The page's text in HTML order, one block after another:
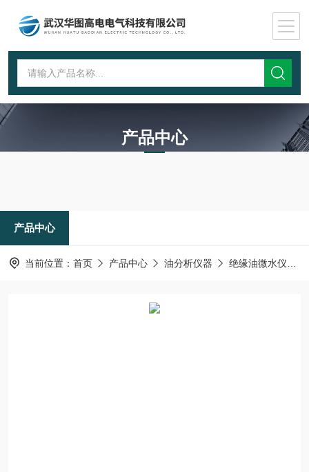
产品中心
产品中心
当前位置： 首页 产品中心 油分析仪器 绝缘油微水仪